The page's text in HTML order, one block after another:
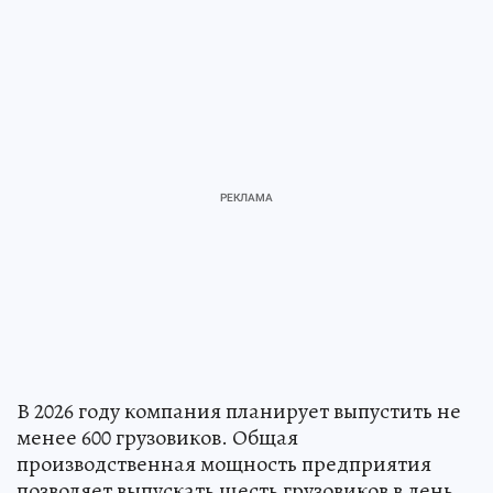
В 2026 году компания планирует выпустить не
менее 600 грузовиков. Общая
производственная мощность предприятия